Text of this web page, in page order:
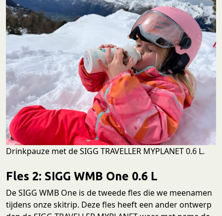
Drinkpauze met de SIGG TRAVELLER MYPLANET 0.6 L.
Fles 2: SIGG WMB One 0.6 L
De SIGG WMB One is de tweede fles die we meenamen
tijdens onze skitrip. Deze fles heeft een ander ontwerp